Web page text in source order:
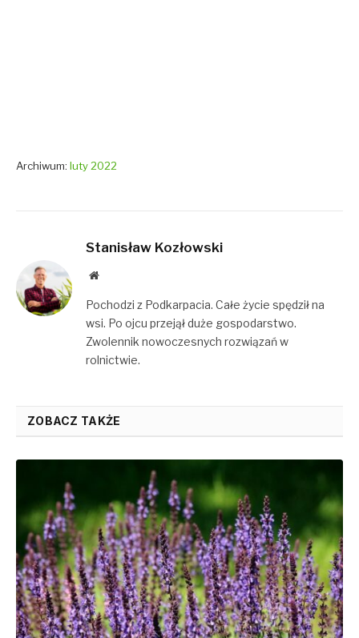
Archiwum: luty 2022
Stanisław Kozłowski
Website
Pochodzi z Podkarpacia. Całe życie spędził na
wsi. Po ojcu przejął duże gospodarstwo.
Zwolennik nowoczesnych rozwiązań w
rolnictwie.
ZOBACZ TAKŻE